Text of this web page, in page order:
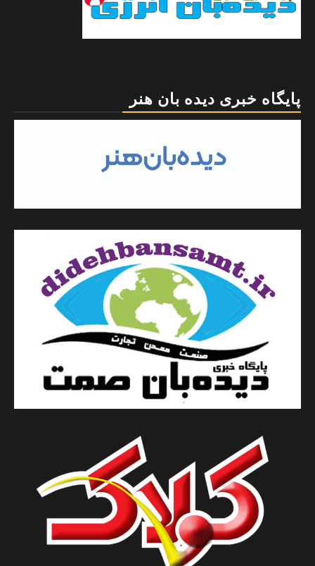
پایگاه خبری دیده بان هنر